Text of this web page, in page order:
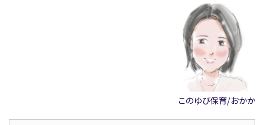
このゆび保育/おかか